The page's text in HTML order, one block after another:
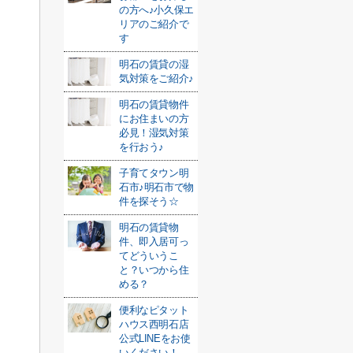
の方へ♪小久保エ
リアのご紹介で
す
明石の賃貸の湿
気対策をご紹介♪
明石の賃貸物件
にお住まいの方
必見！湿気対策
を行おう♪
子育てタウン明
石市♪明石市で物
件を探そう☆
明石の賃貸物
件、即入居可っ
てどういうこ
と？いつから住
める？
便利なピタット
ハウス西明石店
公式LINEをお使